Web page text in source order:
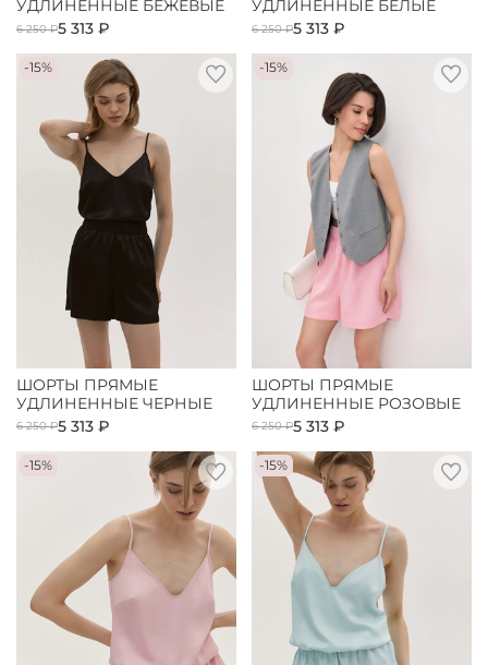
УДЛИНЕННЫЕ БЕЖЕВЫЕ
6 250 ₽5 313 ₽
УДЛИНЕННЫЕ БЕЛЫЕ
6 250 ₽5 313 ₽
-15%
ШОРТЫ ПРЯМЫЕ
УДЛИНЕННЫЕ ЧЕРНЫЕ
6 250 ₽5 313 ₽
-15%
ШОРТЫ ПРЯМЫЕ
УДЛИНЕННЫЕ РОЗОВЫЕ
6 250 ₽5 313 ₽
-15% -15%